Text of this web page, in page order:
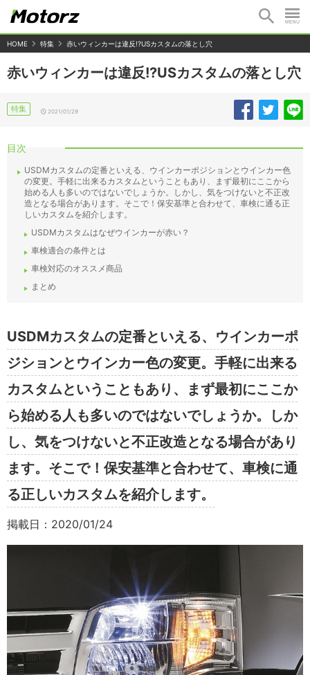
HOME 特集 赤いウィンカーは違反!?USカスタムの落とし穴
赤いウィンカーは違反!?USカスタムの落とし穴
特集 2021/01/29
目次
USDMカスタムの定番といえる、ウインカーポジションとウインカー色
の変更。手軽に出来るカスタムということもあり、まず最初にここから
始める人も多いのではないでしょうか。しかし、気をつけないと不正改
造となる場合があります。そこで！保安基準と合わせて、車検に通る正
しいカスタムを紹介します。
USDMカスタムはなぜウインカーが赤い？
車検適合の条件とは
車検対応のオススメ商品
まとめ
USDMカスタムの定番といえる、ウインカーポ
ジションとウインカー色の変更。手軽に出来る
カスタムということもあり、まず最初にここか
ら始める人も多いのではないでしょうか。しか
し、気をつけないと不正改造となる場合があり
ます。そこで！保安基準と合わせて、車検に通
る正しいカスタムを紹介します。
掲載日：2020/01/24